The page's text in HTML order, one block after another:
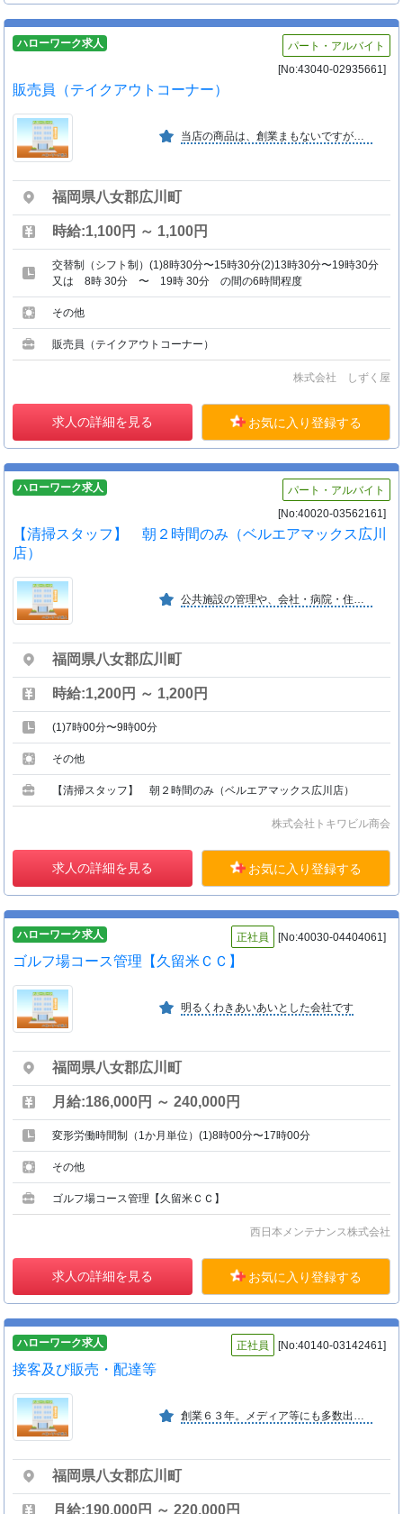
ハローワーク求人
パート・アルバイト
[No:43040-02935661]
販売員（テイクアウトコーナー）
当店の商品は、創業まもないですが、お客様から好評価をいただいており 沢山のリピーターがいらっしゃいます。高速道路のサービスエリアの出店やギフト業務を行っています。
福岡県八女郡広川町
時給:1,100円 ～ 1,100円
交替制（シフト制）(1)8時30分〜15時30分(2)13時30分〜19時30分
又は 8時 30分 〜 19時 30分 の間の6時間程度
その他
販売員（テイクアウトコーナー）
株式会社 しずく屋
求人の詳細を見る お気に入り登録する
ハローワーク求人
パート・アルバイト
[No:40020-03562161]
【清掃スタッフ】 朝２時間のみ（ベルエアマックス広川
店）
公共施設の管理や、会社・病院・住宅等の総合管理業務を主としており働き易い職場です。
福岡県八女郡広川町
時給:1,200円 ～ 1,200円
(1)7時00分〜9時00分
その他
【清掃スタッフ】 朝２時間のみ（ベルエアマックス広川店）
株式会社トキワビル商会
求人の詳細を見る お気に入り登録する
ハローワーク求人 正社員 [No:40030-04404061]
ゴルフ場コース管理【久留米ＣＣ】
明るくわきあいあいとした会社です
福岡県八女郡広川町
月給:186,000円 ～ 240,000円
変形労働時間制（1か月単位）(1)8時00分〜17時00分
その他
ゴルフ場コース管理【久留米ＣＣ】
西日本メンテナンス株式会社
求人の詳細を見る お気に入り登録する
ハローワーク求人 正社員 [No:40140-03142461]
接客及び販売・配達等
創業６３年。メディア等にも多数出演しており、おかげさまで「茶の葉堂」ブランド奥八女茶や関連商品においてお客様より高い認知と評価をいただいています。
福岡県八女郡広川町
月給:190,000円 ～ 220,000円